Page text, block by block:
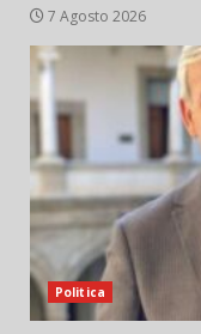
7 Agosto 2026
Politica